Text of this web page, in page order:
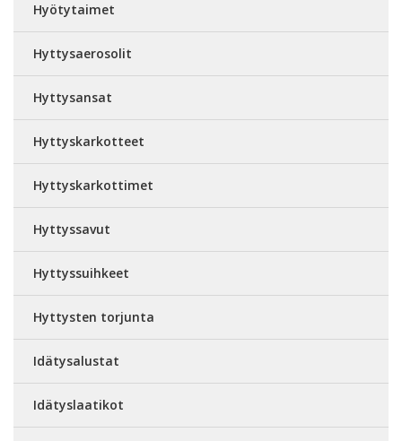
Hyötytaimet
Hyttysaerosolit
Hyttysansat
Hyttyskarkotteet
Hyttyskarkottimet
Hyttyssavut
Hyttyssuihkeet
Hyttysten torjunta
Idätysalustat
Idätyslaatikot